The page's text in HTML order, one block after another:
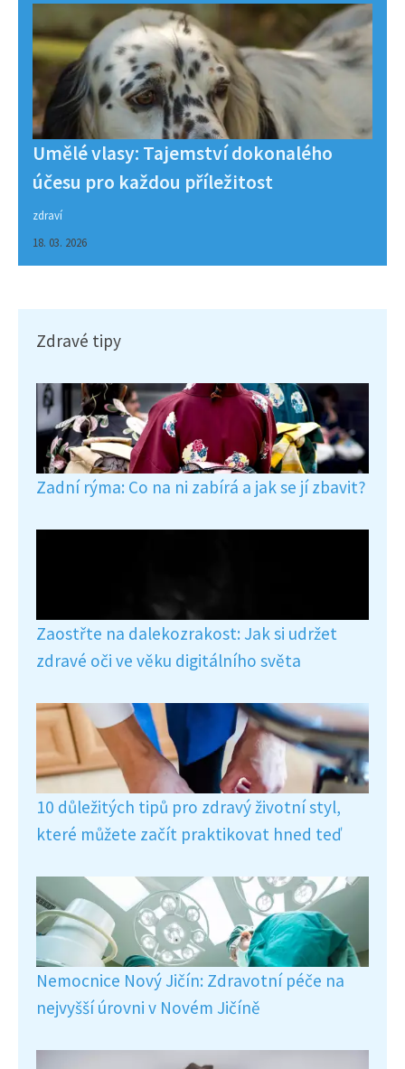
Umělé vlasy: Tajemství dokonalého
účesu pro každou příležitost
zdraví
18. 03. 2026
Zdravé tipy
Zadní rýma: Co na ni zabírá a jak se jí zbavit?
Zaostřte na dalekozrakost: Jak si udržet
zdravé oči ve věku digitálního světa
10 důležitých tipů pro zdravý životní styl,
které můžete začít praktikovat hned teď
Nemocnice Nový Jičín: Zdravotní péče na
nejvyšší úrovni v Novém Jičíně